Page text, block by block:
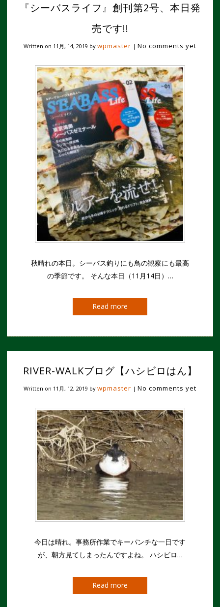
『シーバスライフ』創刊第2号、本日発
売です!!
Written on 11月, 14, 2019 by wpmaster | No comments yet
秋晴れの本日。シーバス釣りにも鳥の観察にも最高
の季節です。 そんな本日（11月14日）…
Read more
RIVER-WALKブログ【ハシビロはん】
Written on 11月, 12, 2019 by wpmaster | No comments yet
今日は晴れ。事務所作業でキーパンチな一日です
が、朝方見てしまったんですよね。 ハシビロ…
Read more